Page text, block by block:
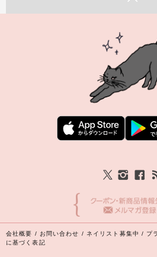
会社概要 / お問い合わせ / ネイリスト募集中 / プ
に基づく表記